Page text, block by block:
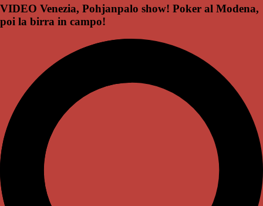
VIDEO Venezia, Pohjanpalo show! Poker al Modena,
poi la birra in campo!